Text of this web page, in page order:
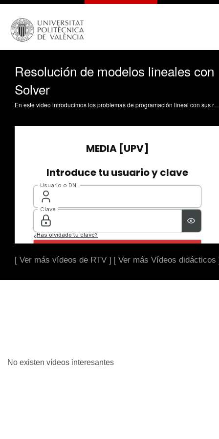
Resolución de modelos lineales con
Solver
En este video introducimos los problemas de programación lineal con sus respectivas componentes: variables de decisión, función objetivo, y restricciones. Acto seguido, vemos como podemos modelizar un problema de programación lineal desde Solver. Solver es un plugin disponible en Excel que nos permite resolver diversos tipos de problemas de optimización.
[ Ver más vídeos de RTV ] [ Ver más Vídeos didácticos
No existen vídeos interesantes